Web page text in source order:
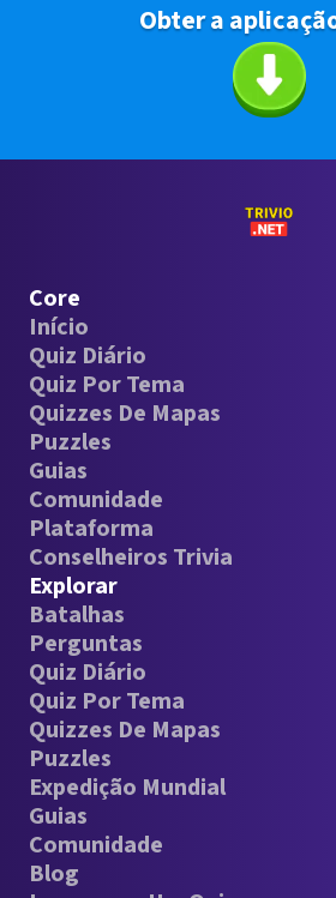
Obter a
Core
Início
Quiz Diário
Quiz Por Tema
Quizzes De Mapas
Puzzles
Guias
Comunidade
Plataforma
Conselheiros Trivia
Explorar
Batalhas
Perguntas
Quiz Diário
Quiz Por Tema
Quizzes De Mapas
Puzzles
Expedição Mundial
Guias
Comunidade
Blog